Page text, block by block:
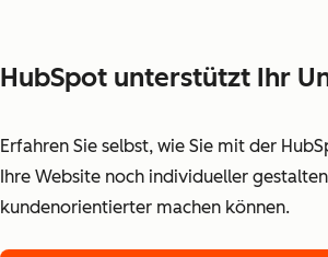
HubSpot unterstützt Ihr
Erfahren Sie selbst, wie Sie mit der
Ihre Website noch individueller
kundenorientierter machen können.